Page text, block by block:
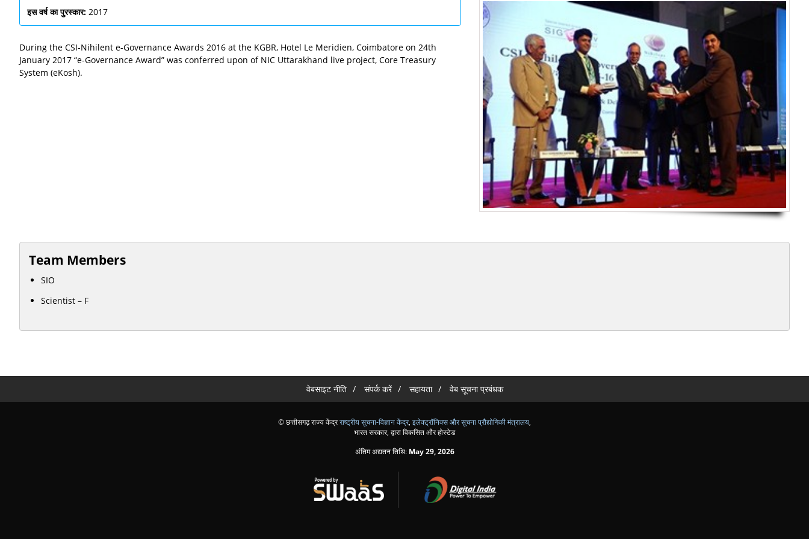
इस वर्ष का पुरस्कार: 2017
During the CSI-Nihilent e-Governance Awards 2016 at the KGBR, Hotel Le Meridien, Coimbatore on 24th
January 2017 “e-Governance Award” was conferred upon of NIC Uttarakhand live project, Core Treasury
System (eKosh).
Team Members
SIO
Scientist – F
वेबसाइट नीति संपर्क करें सहायता वेब सूचना प्रबंधक
© छत्तीसगढ़ राज्य केंद्रराष्ट्रीय सूचना-विज्ञान केंद्र, इलेक्ट्रॉनिक्स और सूचना प्रौद्योगिकी मंत्रालय
भारत सरकार, द्वारा विकसित और होस्टेड
अंतिम अद्यतन तिथि: May 29, 2026